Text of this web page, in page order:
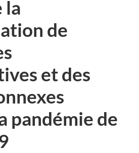
la
de
et des
pandémie de